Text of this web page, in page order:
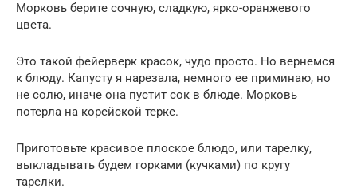
Морковь берите сочную, сладкую, ярко-оранжевого
цвета.
Это такой фейерверк красок, чудо просто. Но вернемся
к блюду. Капусту я нарезала, немного ее приминаю, но
не солю, иначе она пустит сок в блюде. Морковь
потерла на корейской терке.
Приготовьте красивое плоское блюдо, или тарелку,
выкладывать будем горками (кучками) по кругу
тарелки.